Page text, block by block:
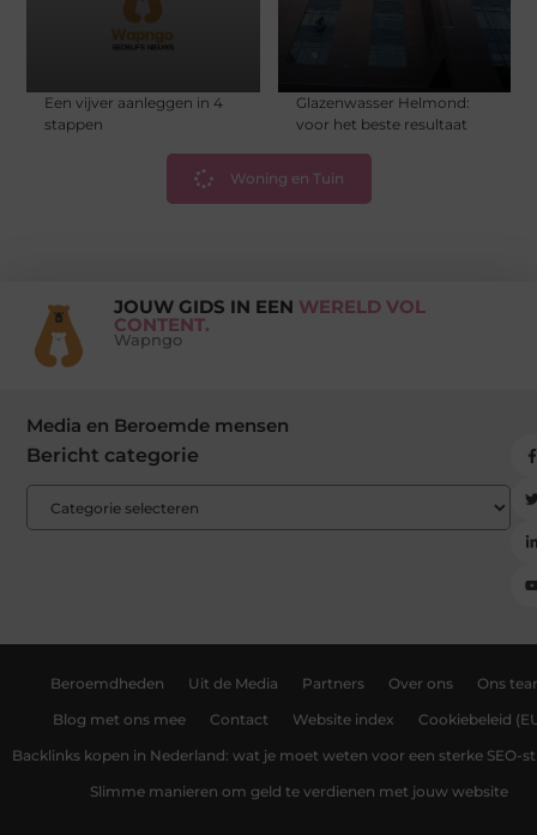
Een vijver aanleggen in 4
stappen
Glazenwasser Helmond:
voor het beste resultaat
Woning en Tuin
JOUW GIDS IN EEN WERELD VOL
CONTENT.
Wapngo
Media en Beroemde mensen
Bericht categorie
Beroemdheden Uit de Media Partners Over ons Ons
Blog met ons mee Contact Website index Cookiebeleid
Backlinks kopen in Nederland: wat je moet weten voor een sterke SEO-
Slimme manieren om geld te verdienen met jouw website